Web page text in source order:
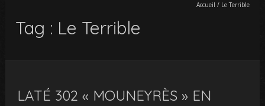
Accueil / Le Terrible
Tag : Le Terrible
LATÉ 302 « MOUNEYRÈS » EN